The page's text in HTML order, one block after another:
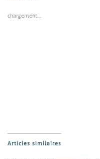
chargement…
Articles similaires